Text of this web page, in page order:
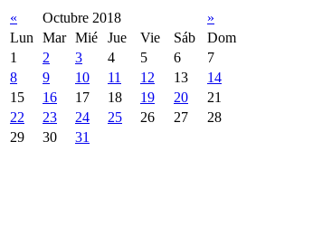
« Octubre 2018
»
Lun
Mar Mié Jue Vie Sáb
Dom
1
2 3 4 5 6
7
8
9 10 11 12 13
14
15
16 17 18 19 20
21
22
23 24 25 26 27
28
29
30 31